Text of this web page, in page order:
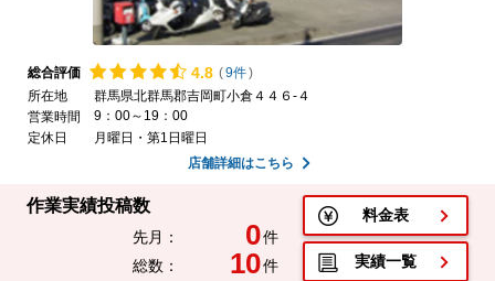
総合評価 4.8 (9件)
所在地
群馬県北群馬郡吉岡町小倉４４６-４
営業時間
9：00～19：00
定休日
月曜日・第1日曜日
店舗詳細はこちら
作業実績投稿数
先月： 0件
総数：
10件
料金表
実績一覧